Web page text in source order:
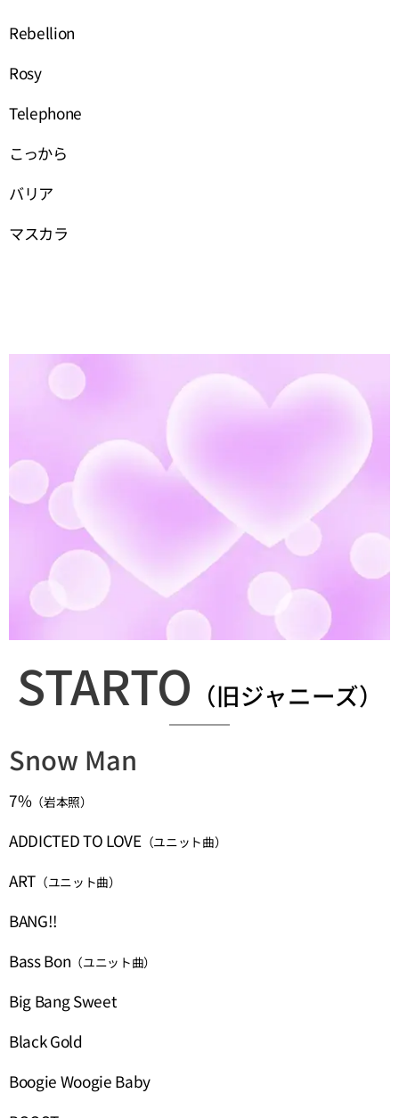
Rebellion
Rosy
Telephone
こっから
バリア
マスカラ
STARTO （旧ジャニーズ）
Snow Man
7%（岩本照）
ADDICTED TO LOVE（ユニット曲）
ART （ユニット曲）
BANG!!
Bass Bon （ユニット曲）
Big Bang Sweet
Black Gold
Boogie Woogie Baby